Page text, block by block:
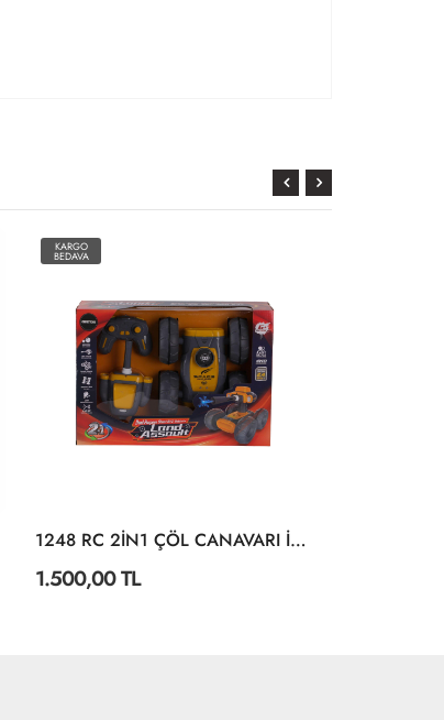
KARGO
BEDAVA
1248 RC 2İN1 ÇÖL CANAVARI İSTER
1.500,00 TL